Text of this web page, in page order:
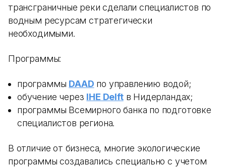
трансграничные реки сделали специалистов по
водным ресурсам стратегически
необходимыми.
Программы:
программы DAAD по управлению водой;
обучение через IHE Delftв Нидерландах;
программы Всемирного банка по подготовке
специалистов региона.
В отличие от бизнеса, многие экологические
программы создавались специально с учетом